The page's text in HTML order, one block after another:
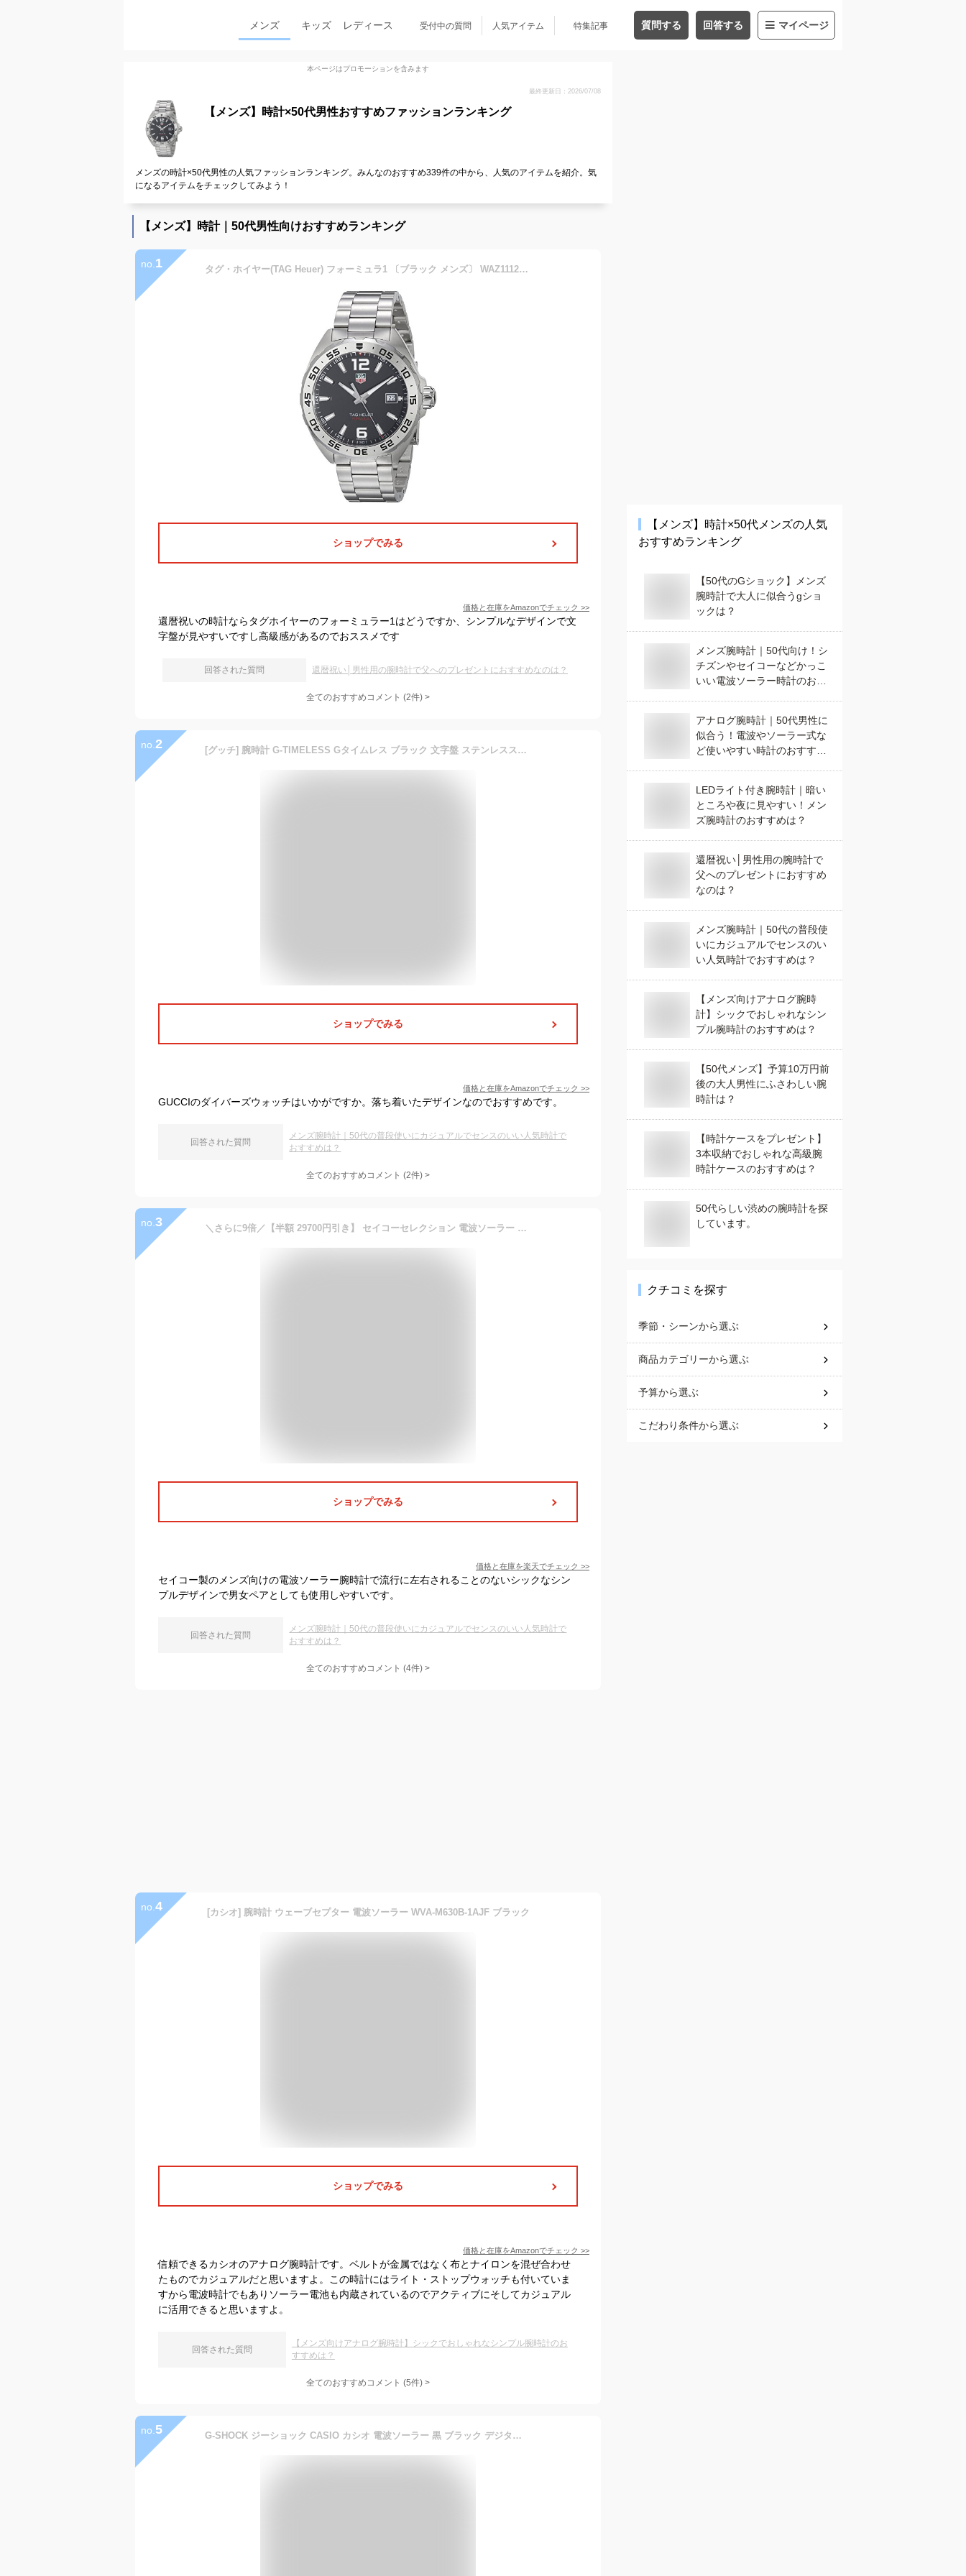
メンズ キッズ レディース 受付中の質問 人気アイテム 特集記事 質問する 回答する マイページ
本ページはプロモーションを含みます
最終更新日：2026/07/08
【メンズ】時計×50代男性おすすめファッションランキング
メンズの時計×50代男性の人気ファッションランキング。みんなのおすすめ339件の中から、人気のアイテムを紹介。気
になるアイテムをチェックしてみよう！
【メンズ】時計｜50代男性向けおすすめランキング
no. 1 タグ・ホイヤー(TAG Heuer) フォーミュラ1 〔ブラック メンズ〕 WAZ1112.BA0875 [並行輸入品]
ショップでみる
価格と在庫をAmazonでチェック >>
還暦祝いの時計ならタグホイヤーのフォーミュラー1はどうですか、シンプルなデザインで文
字盤が見やすいですし高級感があるのでおススメです
回答された質問 還暦祝い│男性用の腕時計で父へのプレゼントにおすすめなのは？
全てのおすすめコメント (2件) >
no. 2 [グッチ] 腕時計 G-TIMELESS Gタイムレス ブラック 文字盤 ステンレススチール サファイヤガラス クォーツ 45MM スイス Watch YA126279 メンズ シルバー [並行輸入品]
ショップでみる
価格と在庫をAmazonでチェック >>
GUCCIのダイバーズウォッチはいかがですか。落ち着いたデザインなのでおすすめです。
回答された質問
メンズ腕時計｜50代の普段使いにカジュアルでセンスのいい人気時計で
おすすめは？
全てのおすすめコメント (2件) >
no. 3 ＼さらに9倍／【半額 29700円引き】 セイコーセレクション 電波ソーラー 腕時計 ソーラー電波腕時計 メンズ レディース ペアウォッチ SBTM169 SBTM167 SBTM170 SSDY017 SSDY018 SSDY020 SEIKO SELECTION アナログ 黒 選べるモデル ブランド おしゃれ 防水 プレゼント 実用的
ショップでみる
価格と在庫を楽天でチェック >>
セイコー製のメンズ向けの電波ソーラー腕時計で流行に左右されることのないシックなシン
プルデザインで男女ペアとしても使用しやすいです。
回答された質問
メンズ腕時計｜50代の普段使いにカジュアルでセンスのいい人気時計で
おすすめは？
全てのおすすめコメント (4件) >
no. 4 [カシオ] 腕時計 ウェーブセプター 電波ソーラー WVA-M630B-1AJF ブラック
ショップでみる
価格と在庫をAmazonでチェック >>
信頼できるカシオのアナログ腕時計です。ベルトが金属ではなく布とナイロンを混ぜ合わせ
たものでカジュアルだと思いますよ。この時計にはライト・ストップウォッチも付いていま
すから電波時計でもありソーラー電池も内蔵されているのでアクティブにそしてカジュアル
に活用できると思いますよ。
回答された質問
【メンズ向けアナログ腕時計】シックでおしゃれなシンプル腕時計のお
すすめは？
全てのおすすめコメント (5件) >
no. 5 G-SHOCK ジーショック CASIO カシオ 電波ソーラー 黒 ブラック デジタル アナログ ブランド メンズ 腕時計 ブルー ネイビー 通勤 通学 プレゼント おすすめ
【メンズ】 時計×50代メンズの人気
おすすめランキング
【50代のGショック】メンズ
腕時計で大人に似合うgショ
ックは？
メンズ腕時計｜50代向け！シ
チズンやセイコーなどかっこ
いい電波ソーラー時計のおす
アナログ腕時計｜50代男性に
似合う！電波やソーラー式な
ど使いやすい時計のおすすめ
LEDライト付き腕時計｜暗い
ところや夜に見やすい！メン
ズ腕時計のおすすめは？
還暦祝い│男性用の腕時計で
父へのプレゼントにおすすめ
なのは？
メンズ腕時計｜50代の普段使
いにカジュアルでセンスのい
い人気時計でおすすめは？
【メンズ向けアナログ腕時
計】シックでおしゃれなシン
プル腕時計のおすすめは？
【50代メンズ】予算10万円前
後の大人男性にふさわしい腕
時計は？
【時計ケースをプレゼント】
3本収納でおしゃれな高級腕
時計ケースのおすすめは？
50代らしい渋めの腕時計を探
しています。
クチコミを探す
季節・シーンから選ぶ
商品カテゴリーから選ぶ
予算から選ぶ
こだわり条件から選ぶ